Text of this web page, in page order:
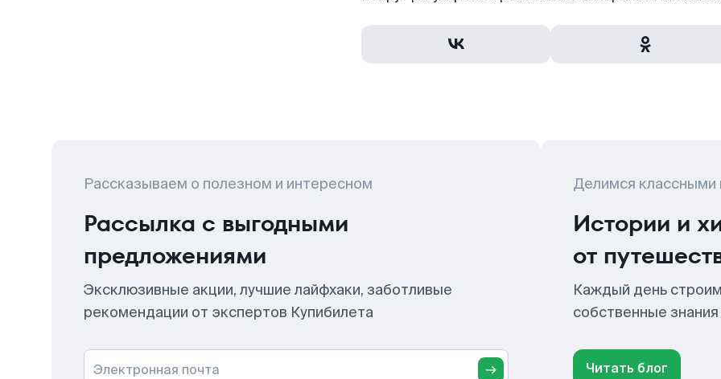
Рассказываем о полезном и интересном
Рассылка с выгодными
предложениями
Эксклюзивные акции, лучшие лайфхаки, заботливые
рекомендации от экспертов Купибилета
Электронная почта
Делимся классными
Истории и
от
Каждый день
собственные
Читать блог